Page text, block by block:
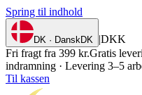
Spring til indhold
DK · DanskDK |DKK
Fri fragt fra 399 kr.Gratis
indramning · Levering 3–5
Til kassen